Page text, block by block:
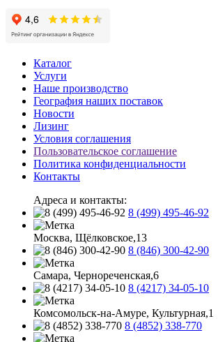
Каталог
Услуги
Наше производство
География наших поставок
Новости
Лизинг
Условия соглашения
Пользовательское соглашение
Политика конфиденциальности
Контакты
Адреса и контакты:
8 (499) 495-46-92
Москва, Щёлковское,13
8 (846) 300-42-90
Самара, Чернореченская,6
8 (4217) 34-05-10
Комсомольск-на-Амуре, Культурная,1
8 (4852) 338-770